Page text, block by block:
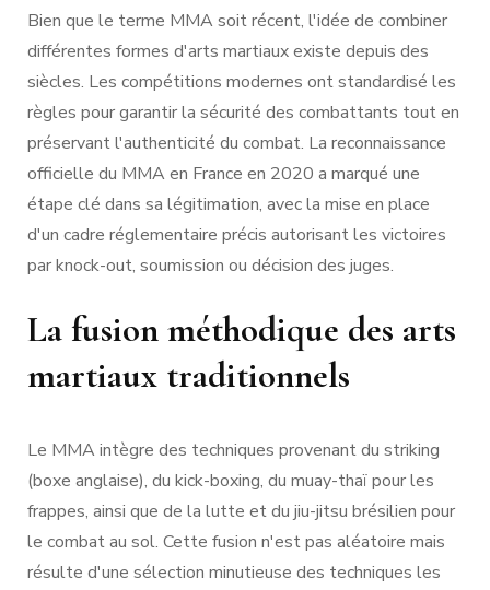
Bien que le terme MMA soit récent, l'idée de combiner
différentes formes d'arts martiaux existe depuis des
siècles. Les compétitions modernes ont standardisé les
règles pour garantir la sécurité des combattants tout en
préservant l'authenticité du combat. La reconnaissance
officielle du MMA en France en 2020 a marqué une
étape clé dans sa légitimation, avec la mise en place
d'un cadre réglementaire précis autorisant les victoires
par knock-out, soumission ou décision des juges.
La fusion méthodique des arts
martiaux traditionnels
Le MMA intègre des techniques provenant du striking
(boxe anglaise), du kick-boxing, du muay-thaï pour les
frappes, ainsi que de la lutte et du jiu-jitsu brésilien pour
le combat au sol. Cette fusion n'est pas aléatoire mais
résulte d'une sélection minutieuse des techniques les